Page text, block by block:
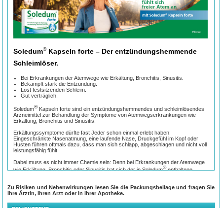
Soledum®Kapseln forte – Der entzündungshemmende
Schleimlöser.
Bei Erkrankungen der Atemwege wie Erkältung, Bronchitis, Sinusitis.
Bekämpft stark die Entzündung.
Löst festsitzenden Schleim.
Gut verträglich.
Soledum®Kapseln forte sind ein entzündungshemmendes und schleimlösendes
Arzneimittel zur Behandlung der Symptome von Atemwegserkrankungen wie
Erkältung, Bronchitis und Sinusitis.
Erkältungssymptome dürfte fast Jeder schon einmal erlebt haben:
Eingeschränkte Nasenatmung, eine laufende Nase, Druckgefühl im Kopf oder
Husten führen oftmals dazu, dass man sich schlapp, abgeschlagen und nicht voll
leistungsfähig fühlt.
Dabei muss es nicht immer Chemie sein: Denn bei Erkrankungen der Atemwege
wie Erkältung, Bronchitis oder Sinusitis hat sich der in Soledum®enthaltene
Entzündung und löst zudem festsitzenden Schleim. Die Soledum®-Arzneimittel
mit pflanzlichem Cineol unterstützen die Genesung, indem sie die oberen und
unteren Atemwege befreien. So können Sie schnell wieder durchatmen.
Zu Risiken und Nebenwirkungen lesen Sie die Packungsbeilage und fragen Sie
Ihre Ärztin, Ihren Arzt oder in Ihrer Apotheke.